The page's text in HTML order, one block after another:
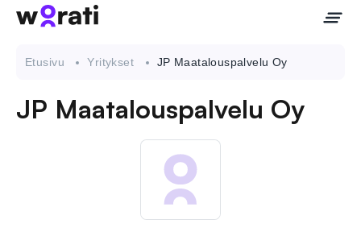
Etusivu Yritykset JP Maatalouspalvelu Oy
JP Maatalouspalvelu Oy